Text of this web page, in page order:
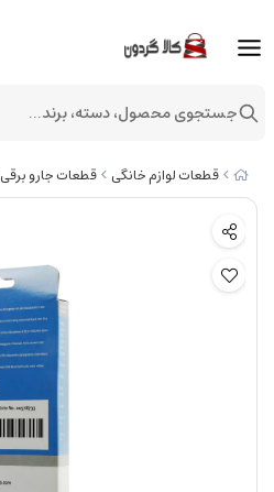
قطعات لوازم خانگی قطعات جارو برقی
جستجوی محصول، دسته، برند...